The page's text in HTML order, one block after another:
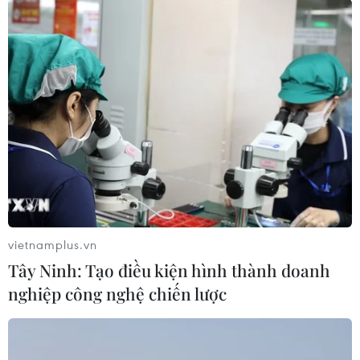
trường (Mai Sơn - Quốc lộ 45; Nghi Sơn - Diễn
Châu; Nha Trang - Cam Lâm; Vĩnh Hảo - Phan
Thiết Km205); 4/8 trạm dừng nghỉ còn lại đang
hoàn chỉnh (Diễn Châu - Bãi Vọt; Cam Lâm -
Vĩnh Hảo; Vĩnh Hảo - Phan Thiết Km144; Phan
Thiết - Dầu Giây).
vietnamplus.vn
Tây Ninh: Tạo điều kiện hình thành doanh
nghiệp công nghệ chiến lược